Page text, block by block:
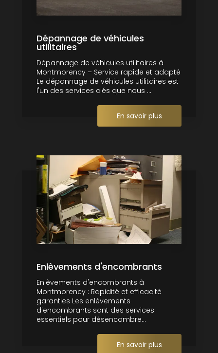
Dépannage de véhicules
utilitaires
Dépannage de véhicules utilitaires à
Montmorency – Service rapide et adapté
Le dépannage de véhicules utilitaires est
l'un des services clés que nous ...
En savoir plus
Enlèvements d'encombrants
Enlèvements d'encombrants à
Montmorency : Rapidité et efficacité
garanties Les enlèvements
d'encombrants sont des services
essentiels pour désencombre...
En savoir plus